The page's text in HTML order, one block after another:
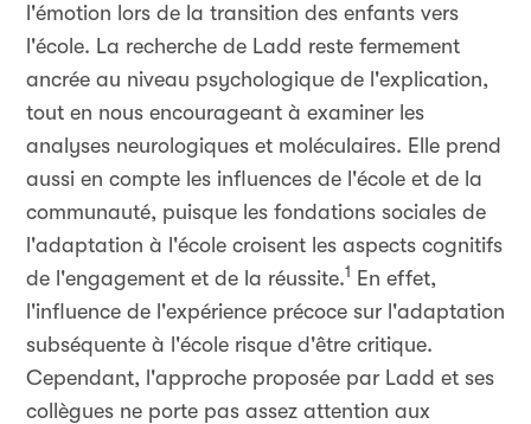
l'émotion lors de la transition des enfants vers
l'école. La recherche de Ladd reste fermement
ancrée au niveau psychologique de l'explication,
tout en nous encourageant à examiner les
analyses neurologiques et moléculaires. Elle prend
aussi en compte les influences de l'école et de la
communauté, puisque les fondations sociales de
l'adaptation à l'école croisent les aspects cognitifs
de l'engagement et de la réussite.1
En effet,
l'influence de l'expérience précoce sur l'adaptation
subséquente à l'école risque d'être critique.
Cependant, l'approche proposée par Ladd et ses
collègues ne porte pas assez attention aux